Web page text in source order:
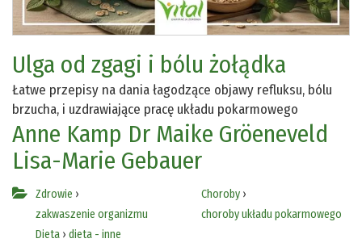
Ulga od zgagi i bólu żołądka
Łatwe przepisy na dania łagodzące objawy refluksu, bólu
brzucha, i uzdrawiające pracę układu pokarmowego
Anne Kamp Dr Maike Gröeneveld
Lisa-Marie Gebauer
Zdrowie ›
zakwaszenie organizmu
Dieta › dieta - inne
Choroby›
choroby układu pokarmowego